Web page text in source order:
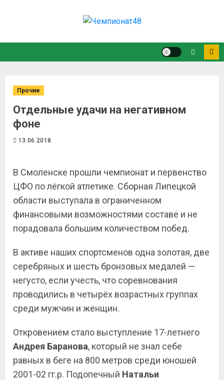
Прочие
Отдельные удачи на негативном
фоне
13.06.2018
В Смоленске прошли чемпионат и первенство
ЦФО по лёгкой атлетике. Сборная Липецкой
области выступала в ограниченном
финансовыми возможностями составе и не
порадовала большим количеством побед.
В активе наших спортсменов одна золотая, две
серебряных и шесть бронзовых медалей —
негусто, если учесть, что соревнования
проводились в четырёх возрастных группах
среди мужчин и женщин.
Откровением стало выступление 17-летнего
Андрея Баранова, который не знал себе
равных в беге на 800 метров среди юношей
2001-02 гг.р. Подопечный Натальи